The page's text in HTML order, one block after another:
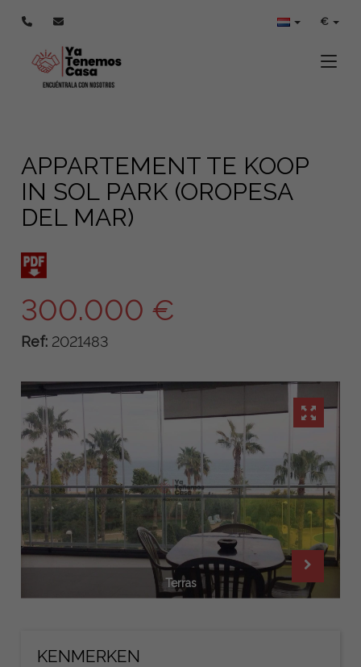
€
APPARTEMENT TE KOOP
IN SOL PARK (OROPESA
DEL MAR)
300.000 €
Ref: 2021483
Terras
KENMERKEN